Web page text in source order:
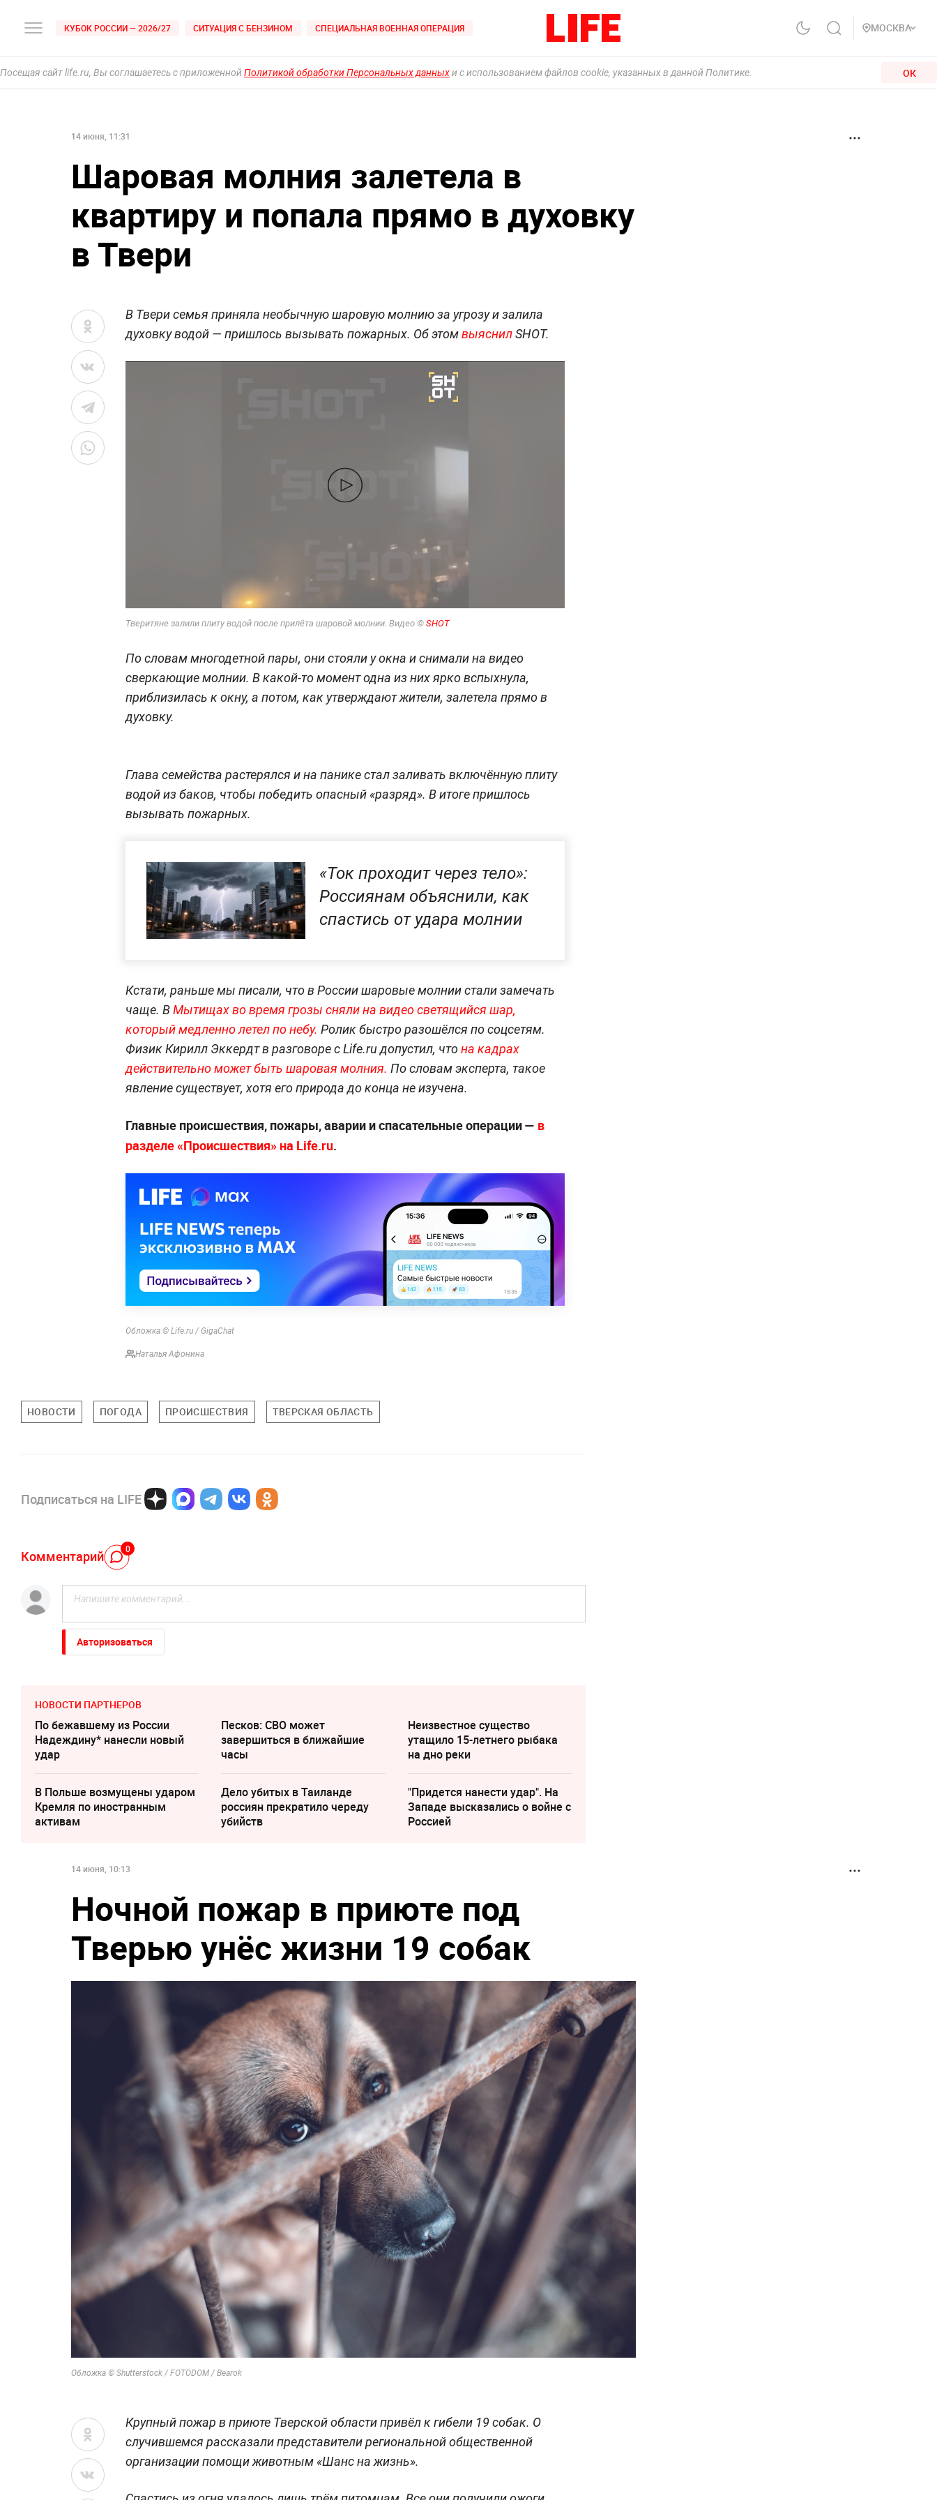
КУБОК РОССИИ — 2026/27 СИТУАЦИЯ С БЕНЗИНОМ СПЕЦИАЛЬНАЯ ВОЕННАЯ ОПЕРАЦИЯ МОСКВА
Посещая сайт life.ru, Вы соглашаетесь с приложеннойПолитикой обработки Персональных данныхи с использованием файлов cookie, указанных в данной Политике. ОК
14 июня, 11:31
Шаровая молния залетела в
квартиру и попала прямо в духовку
в Твери
В Твери семья приняла необычную шаровую молнию за угрозу и залила
духовку водой — пришлось вызывать пожарных. Об этомвыяснилSHOT.
Тверитяне залили плиту водой после прилёта шаровой молнии. Видео © SHOT
По словам многодетной пары, они стояли у окна и снимали на видео
сверкающие молнии. В какой-то момент одна из них ярко вспыхнула,
приблизилась к окну, а потом, как утверждают жители, залетела прямо в
духовку.
Глава семейства растерялся и на панике стал заливать включённую плиту
водой из баков, чтобы победить опасный «разряд». В итоге пришлось
вызывать пожарных.
«Ток проходит через тело»:
Россиянам объяснили, как
спастись от удара молнии
Кстати, раньше мы писали, что в России шаровые молнии стали замечать
чаще. ВМытищах во время грозы сняли на видео светящийся шар,
который медленно летел по небу. Ролик быстро разошёлся по соцсетям.
Физик Кирилл Эккердт в разговоре с Life.ru допустил, чтона кадрах
действительно может быть шаровая молния. По словам эксперта, такое
явление существует, хотя его природа до конца не изучена.
Главные происшествия, пожары, аварии и спасательные операции — в
разделе «Происшествия» на Life.ru.
Обложка © Life.ru / GigaChat
Наталья Афонина
НОВОСТИ ПОГОДА ПРОИСШЕСТВИЯ ТВЕРСКАЯ ОБЛАСТЬ
Подписаться на LIFE
Комментарий 0
Авторизоваться
НОВОСТИ ПАРТНЕРОВ
По бежавшему из России
Надеждину* нанесли новый
удар
Песков: СВО может
завершиться в ближайшие
часы
Неизвестное существо
утащило 15-летнего рыбака
на дно реки
В Польше возмущены ударом
Кремля по иностранным
активам
Дело убитых в Таиланде
россиян прекратило череду
убийств
"Придется нанести удар". На
Западе высказались о войне с
Россией
14 июня, 10:13
Ночной пожар в приюте под
Тверью унёс жизни 19 собак
Обложка © Shutterstock / FOTODOM / Bearok
Крупный пожар в приюте Тверской области привёл к гибели 19 собак. О
случившемся рассказали представители региональной общественной
организации помощи животным «Шанс на жизнь».